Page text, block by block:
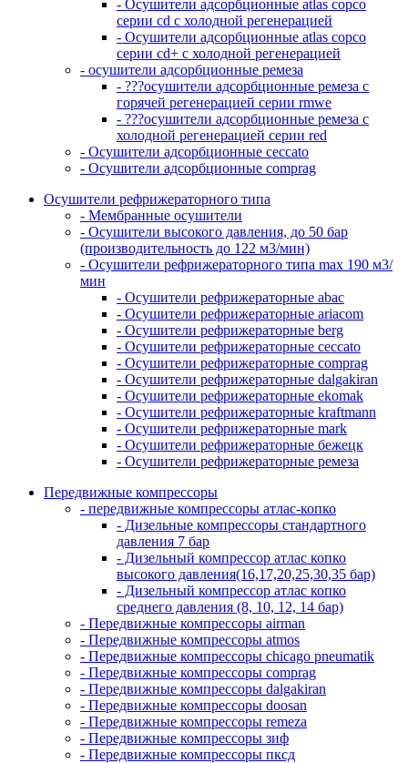
- Осушители адсорбционные atlas copco
серии cd с холодной регенерацией
- Осушители адсорбционные atlas copco
серии cd+ с холодной регенерацией
- осушители адсорбционные ремеза
- ???осушители адсорбционные ремеза с
горячей регенерацией серии rmwe
- ???осушители адсорбционные ремеза с
холодной регенерацией серии red
- Осушители адсорбционные ceccato
- Осушители адсорбционные comprag
Осушители рефрижераторного типа
- Мембранные осушители
- Осушители высокого давления, до 50 бар
(производительность до 122 м3/мин)
- Осушители рефрижераторного типа max 190 м3/
мин
- Осушители рефрижераторные abac
- Осушители рефрижераторные ariacom
- Осушители рефрижераторные berg
- Осушители рефрижераторные ceccato
- Осушители рефрижераторные comprag
- Осушители рефрижераторные dalgakiran
- Осушители рефрижераторные ekomak
- Осушители рефрижераторные kraftmann
- Осушители рефрижераторные mark
- Осушители рефрижераторные бежецк
- Осушители рефрижераторные ремеза
Передвижные компрессоры
- передвижные компрессоры атлас-копко
- Дизельные компрессоры стандартного
давления 7 бар
- Дизельный компрессор атлас копко
высокого давления(16,17,20,25,30,35 бар)
- Дизельный компрессор атлас копко
среднего давления (8, 10, 12, 14 бар)
- Передвижные компрессоры airman
- Передвижные компрессоры atmos
- Передвижные компрессоры chicago pneumatik
- Передвижные компрессоры comprag
- Передвижные компрессоры dalgakiran
- Передвижные компрессоры doosan
- Передвижные компрессоры remeza
- Передвижные компрессоры зиф
- Передвижные компрессоры пксд